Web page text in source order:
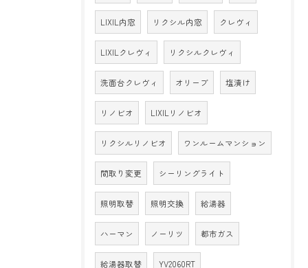
LIXIL内窓 リクシル内窓 クレヴィ
LIXILクレヴィ リクシルクレヴィ
洗面台クレヴィ オリーブ 塩漬け
リノビオ LIXILリノビオ
リクシルリノビオ ワンルームマンション
間取り変更 シーリングライト
照明取替 照明交換 給湯器
ハーマン ノーリツ 都市ガス
給湯器取替 YV2060RT